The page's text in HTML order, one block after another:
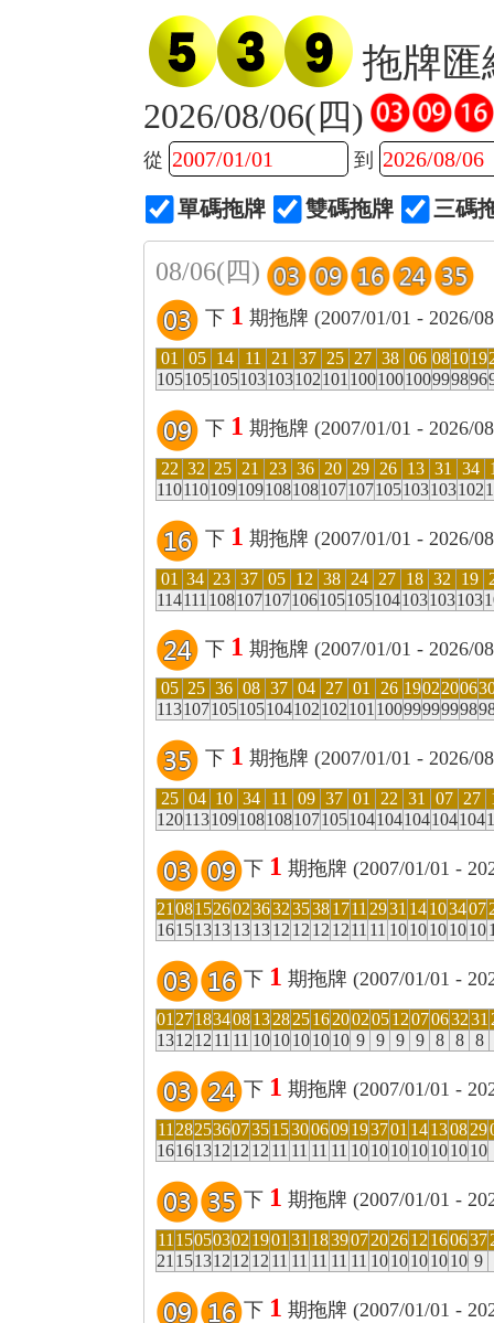
拖牌匯
2026/08/06(四)
從 到
單碼拖牌 雙碼拖牌 三碼
08/06(四)
下 1 期拖牌 (2007/01/01 - 2026/
01 05 14 11 21 37 25 27 38 06 081019
105105105103103102101 100100100999896
下 1 期拖牌 (2007/01/01 - 2026/
22 32 25 21 23 36 20 29 26 13 31 34
110110109109108108107107105103103102
下 1 期拖牌 (2007/01/01 - 2026/
01 34 23 37 05 12 38 24 27 18 32 19
114111 108107107106105105104103103103
下 1 期拖牌 (2007/01/01 - 2026/
05 25 36 08 37 04 27 01 26 19022006
113107105105104102102101 10099999998
下 1 期拖牌 (2007/01/01 - 2026/
25 04 10 34 11 09 37 01 22 31 07 27
120113109108108107105104104104104104
下 1 期拖牌 (2007/01/01 -
21 0815260236323538 1711 2931 14 103407
1615131313 13 12 12 12 1211 11 10 10 10 10 10
下 1 期拖牌 (2007/01/01 -
01 27183408 13 28 25 16 200205 1207063231
131212 11 11 10 10 10 10 10 9 9 9 9 8 8 8
下 1 期拖牌 (2007/01/01 -
11 2825360735 15300609 193701 14 1308 29
1616131212 12 11 11 11 11 10 10 10 10 10 10 10
下 1 期拖牌 (2007/01/01 -
11 15050302 1901 31 183907 20 26 12 160637
21 15131212 12 11 11 11 11 11 10 10 10 10 10 9
下 1 期拖牌 (2007/01/01 -